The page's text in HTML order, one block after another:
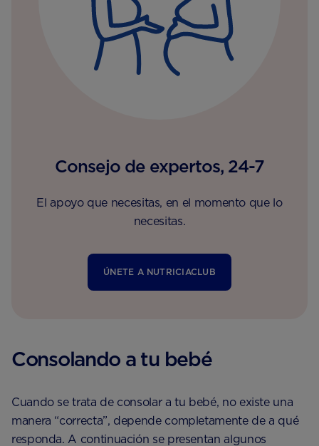
Consejo de expertos, 24-7
El apoyo que necesitas, en el momento que lo
necesitas.
ÚNETE A NUTRICIACLUB
Consolando a tu bebé
Cuando se trata de consolar a tu bebé, no existe una
manera “correcta”, depende completamente de a qué
responda. A continuación se presentan algunos